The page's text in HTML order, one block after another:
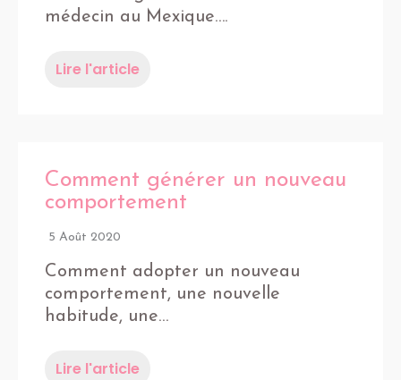
médecin au Mexique….
Lire l'article
Comment générer un nouveau
comportement
5 Août 2020
Comment adopter un nouveau
comportement, une nouvelle
habitude, une…
Lire l'article